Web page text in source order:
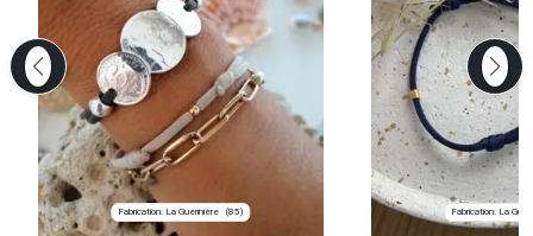
Fabrication: La Guérinière (85) Fabrication: La